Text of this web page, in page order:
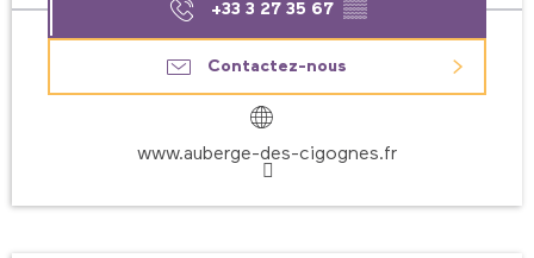
+33 3 27 35 67 ▒▒
Contactez-nous
www.auberge-des-cigognes.fr